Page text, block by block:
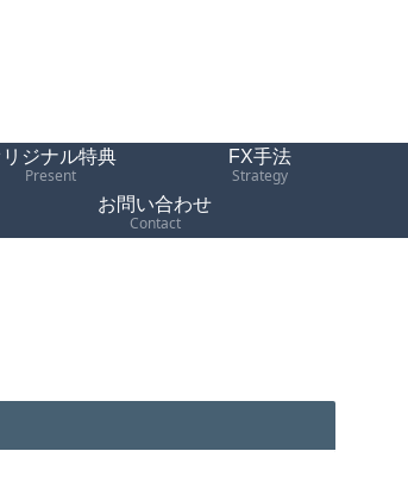
リジナル特典
Present
FX手法
Strategy
お問い合わせ
Contact